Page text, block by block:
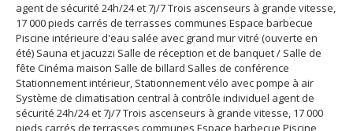
agent de sécurité 24h/24 et 7j/7 Trois ascenseurs à grande vitesse,
17 000 pieds carrés de terrasses communes Espace barbecue
Piscine intérieure d'eau salée avec grand mur vitré (ouverte en
été) Sauna et jacuzzi Salle de réception et de banquet / Salle de
fête Cinéma maison Salle de billard Salles de conférence
Stationnement intérieur, Stationnement vélo avec pompe à air
Système de climatisation central à contrôle individuel agent de
sécurité 24h/24 et 7j/7 Trois ascenseurs à grande vitesse, 17 000
pieds carrés de terrasses communes Espace barbecue Piscine